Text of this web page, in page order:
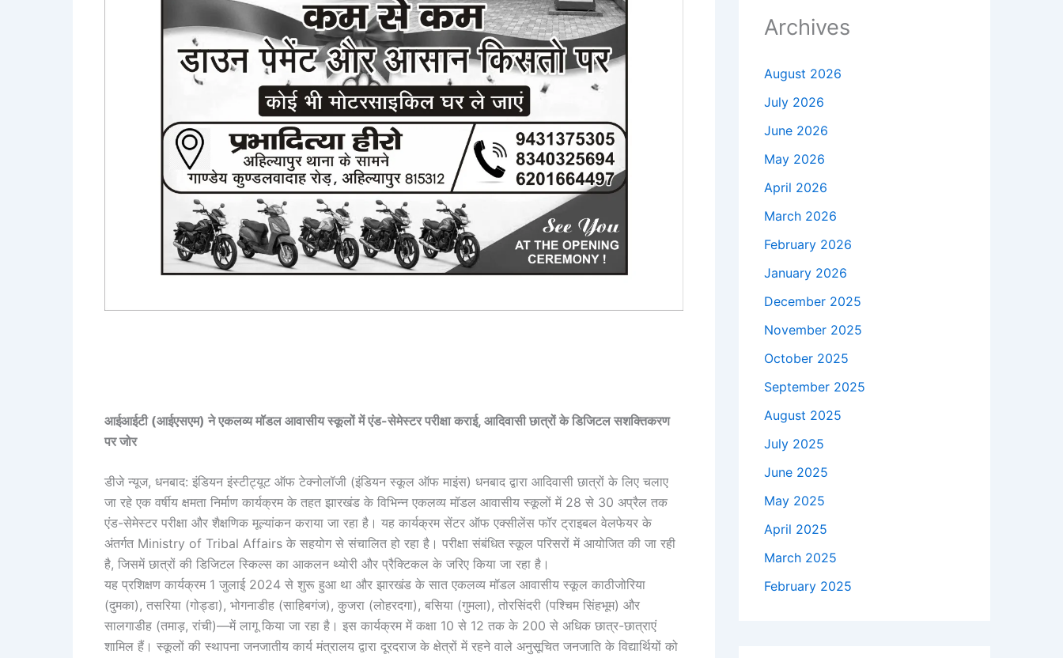
आईआईटी (आईएसएम) ने एकलव्य मॉडल आवासीय स्कूलों में एंड-सेमेस्टर परीक्षा कराई, आदिवासी छात्रों के डिजिटल सशक्तिकरण
पर जोर
डीजे न्यूज, धनबाद: इंडियन इंस्टीट्यूट ऑफ टेक्नोलॉजी (इंडियन स्कूल ऑफ माइंस) धनबाद द्वारा आदिवासी छात्रों के लिए चलाए
जा रहे एक वर्षीय क्षमता निर्माण कार्यक्रम के तहत झारखंड के विभिन्न एकलव्य मॉडल आवासीय स्कूलों में 28 से 30 अप्रैल तक
एंड-सेमेस्टर परीक्षा और शैक्षणिक मूल्यांकन कराया जा रहा है। यह कार्यक्रम सेंटर ऑफ एक्सीलेंस फॉर ट्राइबल वेलफेयर के
अंतर्गत Ministry of Tribal Affairs के सहयोग से संचालित हो रहा है। परीक्षा संबंधित स्कूल परिसरों में आयोजित की जा रही
है, जिसमें छात्रों की डिजिटल स्किल्स का आकलन थ्योरी और प्रैक्टिकल के जरिए किया जा रहा है।
यह प्रशिक्षण कार्यक्रम 1 जुलाई 2024 से शुरू हुआ था और झारखंड के सात एकलव्य मॉडल आवासीय स्कूल काठीजोरिया
(दुमका), तसरिया (गोड्डा), भोगनाडीह (साहिबगंज), कुजरा (लोहरदगा), बसिया (गुमला), तोरसिंदरी (पश्चिम सिंहभूम) और
सालगाडीह (तमाड़, रांची)—में लागू किया जा रहा है। इस कार्यक्रम में कक्षा 10 से 12 तक के 200 से अधिक छात्र-छात्राएं
शामिल हैं। स्कूलों की स्थापना जनजातीय कार्य मंत्रालय द्वारा दूरदराज के क्षेत्रों में रहने वाले अनुसूचित जनजाति के विद्यार्थियों को
Archives
August 2026
July 2026
June 2026
May 2026
April 2026
March 2026
February 2026
January 2026
December 2025
November 2025
October 2025
September 2025
August 2025
July 2025
June 2025
May 2025
April 2025
March 2025
February 2025